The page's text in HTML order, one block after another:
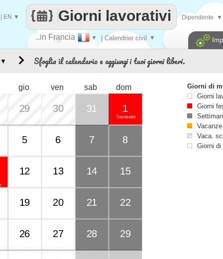
Fai
..in Francia ▼ | Calendrier civil ▼
Giorni lavorativi
EN ▼ Dipendente ▼
Sfoglia il calendario e aggiungi i tuoi giorni liberi.
gio ven sab dom
29 30 31
Toussaint
1
5 6 7 8
12 13 14 15
19 20 21 22
26 27 28 29
▼
Giorni di
Giorni
Giorni
Vacanze
Vaca.
Giorni